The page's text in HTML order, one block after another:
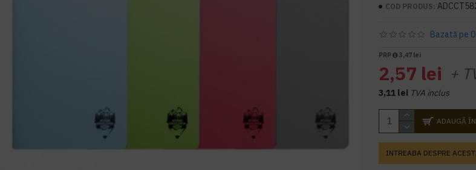
COD PRODUS:
Bazată pe
PRP 3,47 lei
2,57 lei +
3,11 lei TVA inclus
ADAUGĂ
INTREABA DESPRE